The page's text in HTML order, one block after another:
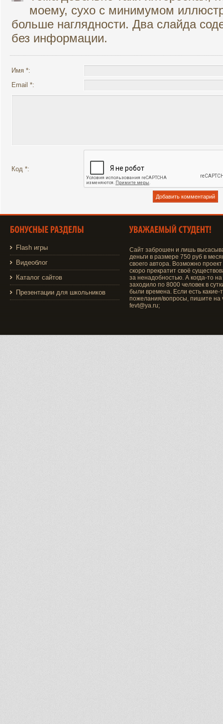
моему, сухо с минимумом
больше наглядности. Два слайда
без информации.
Имя *:
Email *:
Код *:
Flash игры
Видеоблог
Каталог сайтов
Презентации для школьников
Сайт заброшен и лишь
деньги в размере 750 руб в
своего автора. Возможно проект
скоро прекратит своё
за ненадобностью. А когда-то на
заходило по 8000 человек в
были времена. Если есть какие-
пожелания/вопросы, пишите на
fevt@ya.ru;